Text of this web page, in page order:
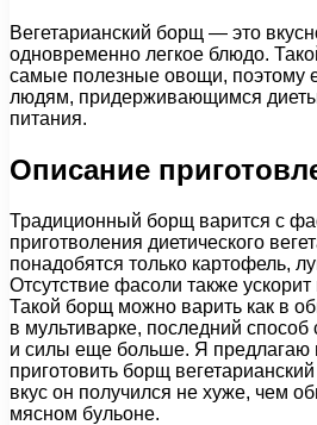
Вегетарианский борщ — это
одновременно легкое блюдо.
самые полезные овощи, поэтому
людям, придерживающимся
питания.
Описание
Традиционный борщ варится с
приготволения диетического
понадобятся только картофель,
Отсутствие фасоли также
Такой борщ можно варить как в
в мультиварке, последний
и силы еще больше. Я предлагаю
приготовить борщ
вкус он получился не хуже, чем
мясном бульоне.